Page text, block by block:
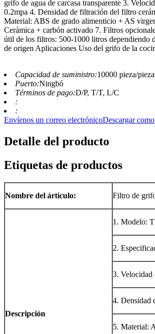
grifo de agua de carcasa transparente 3.
0.2mpa 4. Densidad de filtración del filtro
Material: ABS de grado alimenticio + AS
Cerámica + carbón activado 7. Filtros
útil de los filtros: 500-1000 litros dependiendo
de origen Aplicaciones Uso del grifo de la
Capacidad de suministro:10000 pieza/
Puerto:Ningbó
Términos de pago:D/P, T/T, L/C
:
:
Envíenos un correo electrónicoDescargar
Detalle del producto
Etiquetas de productos
Nombre del árticulo: Filtro de
Descripción
1. Modelo:
2.
3. Velocidad
4. Densidad
5. Material: